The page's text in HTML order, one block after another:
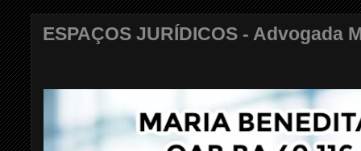
ESPAÇOS JURÍDICOS - Advogada